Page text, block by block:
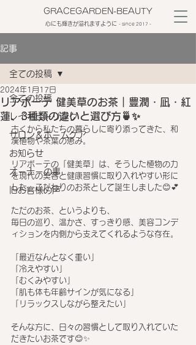
GRACEGARDEN-BEAUTY
心にも輝きが溢れますように ​- since 2017 -
記事
全ての投稿
レイキヒーリング
サロン＆ホームケア
お知らせ
オーナーの事
旧お客様の声
全ての投稿
リアボーテ 健美草のお茶｜豊潤・凪・紅
蓮、3種類の違いと選び方🍵✨
2024年1月17日
古くから私たちの暮らしに寄り添ってきた、和
漢植物や茶葉の恵み。
リアボーテの「健美草」は、そうした植物の力
を現代の美容と健康習慣に取り入れやすい形に
した、こだわりのお茶として誕生しました😊💕
ただのお茶、というよりも、
毎日の巡り、温かさ、すっきり感、美容コンデ
ィションを内側から支えてくれるような存在。
「最近なんとなく重い」
「冷えやすい」
「むくみやすい」
「肌も体も年齢サインが気になる」
「リラックスしながら整えたい」
そんな方に、日々の習慣として取り入れていた
だきたいお茶です😊✨